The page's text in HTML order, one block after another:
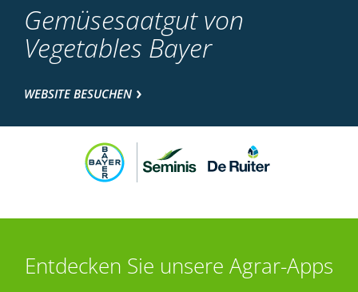
Gemüsesaatgut von
Vegetables Bayer
WEBSITE BESUCHEN
Entdecken Sie unsere Agrar-Apps